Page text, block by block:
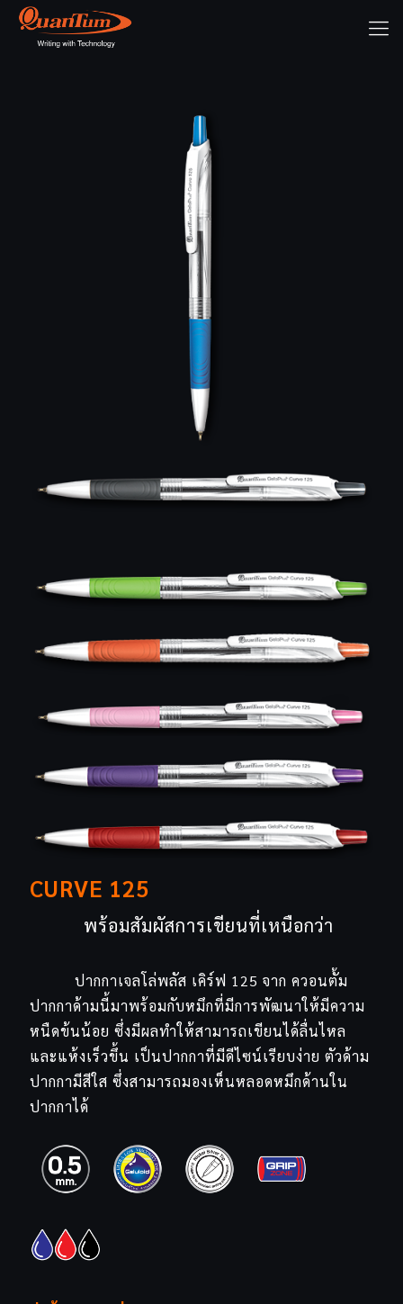
CURVE 125
พร้อมสัมผัสการเขียนที่เหนือกว่า
ปากกาเจลโล่พลัส เคิร์ฟ 125 จาก ควอนตั้ม
ปากกาด้ามนี้มาพร้อมกับหมึกที่มีการพัฒนาให้มีความ
หนืดข้นน้อย ซึ่งมีผลทำให้สามารถเขียนได้ลื่นไหล
และแห้งเร็วขึ้น เป็นปากกาที่มีดีไซน์เรียบง่าย ตัวด้าม
ปากกามีสีใส ซึ่งสามารถมองเห็นหลอดหมึกด้านใน
ปากกาได้